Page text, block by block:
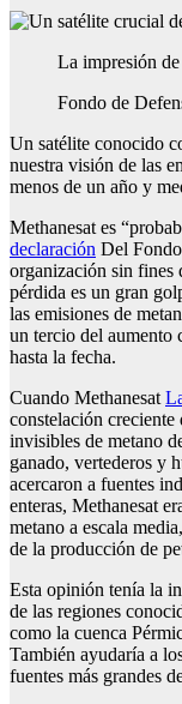
La impresión
Fondo de
Un satélite conocido
nuestra visión de las
menos de un año y
Methanesat es
declaración Del
organización sin fines
pérdida es un gran
las emisiones de
un tercio del aumento
hasta la fecha.
Cuando Methanesat
constelación creciente
invisibles de metano
ganado, vertederos y
acercaron a fuentes
enteras, Methanesat
metano a escala
de la producción de
Esta opinión tenía la
de las regiones
como la cuenca
También ayudaría a
fuentes más grandes